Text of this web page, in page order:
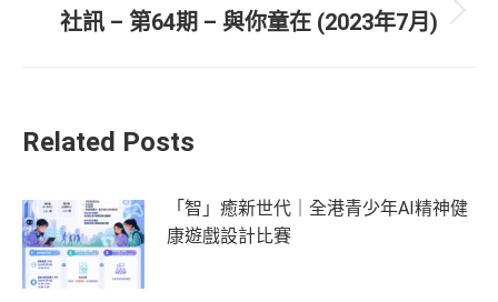
社訊 – 第64期 – 與你童在 (2023年7月)
Related Posts
「智」癒新世代｜全港青少年AI精神健
康遊戲設計比賽